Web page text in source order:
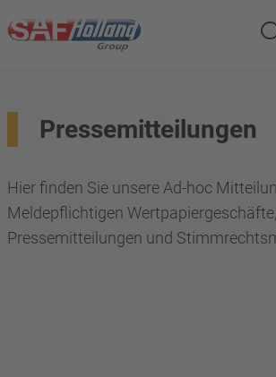
Pressemitteilungen
Hier finden Sie unsere Ad-hoc
Meldepflichtigen Wertpapiergeschäfte,
Pressemitteilungen und